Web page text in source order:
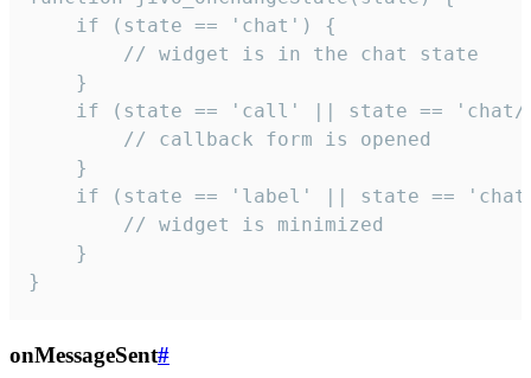
    if (state == 'chat') {
        // widget is in the chat state
    }
if (state == 'call' || state ==
        // callback form is opened
    }
if (state == 'label' || state ==
        // widget is minimized
    }
}
onMessageSent#